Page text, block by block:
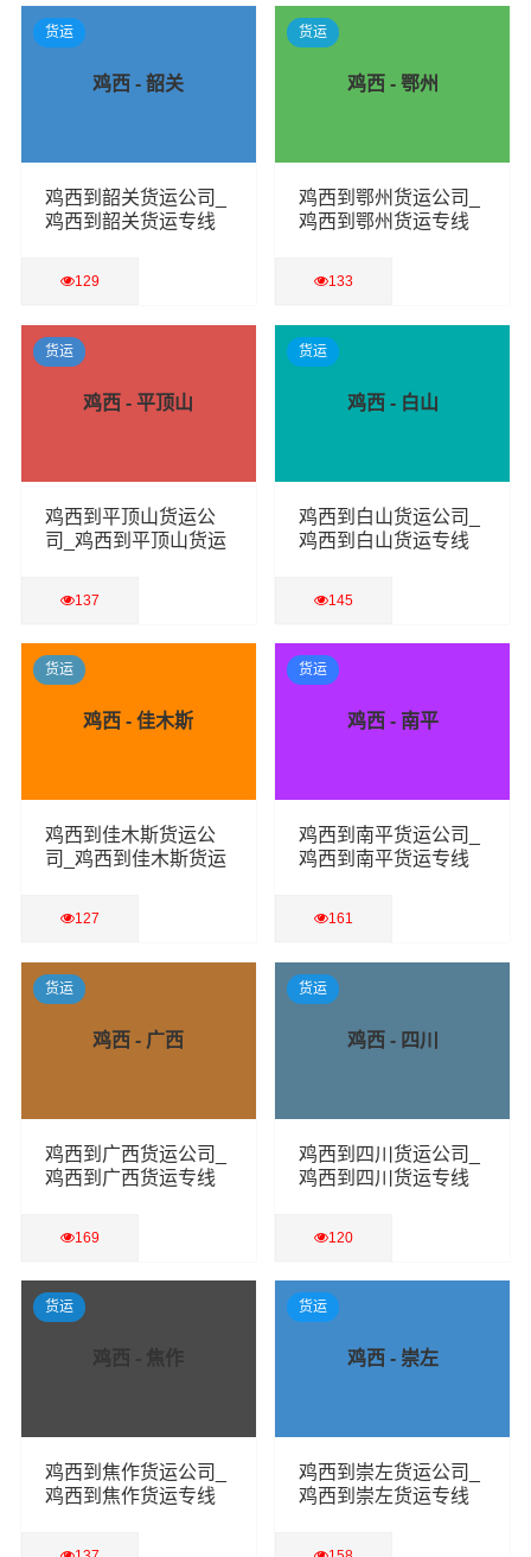
查看详细 查看详细
鸡西 - 韶关
鸡西到韶关货运公司_
鸡西到韶关货运专线
129
查看详细
货运
鸡西 - 鄂州
鸡西到鄂州货运公司_
鸡西到鄂州货运专线
133
查看详细
货运
鸡西 - 平顶山
鸡西到平顶山货运公
司_鸡西到平顶山货运
137
查看详细
货运
鸡西 - 白山
鸡西到白山货运公司_
鸡西到白山货运专线
145
查看详细
货运
鸡西 - 佳木斯
鸡西到佳木斯货运公
司_鸡西到佳木斯货运
127
查看详细
货运
鸡西 - 南平
鸡西到南平货运公司_
鸡西到南平货运专线
161
查看详细
货运
鸡西 - 广西
鸡西到广西货运公司_
鸡西到广西货运专线
169
查看详细
货运
鸡西 - 四川
鸡西到四川货运公司_
鸡西到四川货运专线
120
查看详细
货运
鸡西 - 焦作
鸡西到焦作货运公司_
鸡西到焦作货运专线
货运
鸡西 - 崇左
鸡西到崇左货运公司_
鸡西到崇左货运专线
货运